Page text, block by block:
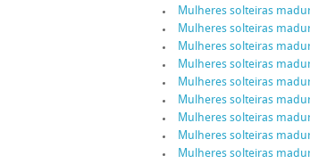
Mulheres solteiras
Mulheres solteiras
Mulheres solteiras
Mulheres solteiras
Mulheres solteiras
Mulheres solteiras
Mulheres solteiras
Mulheres solteiras
Mulheres solteiras